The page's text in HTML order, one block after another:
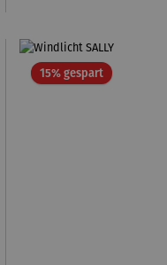
15% gespartRabatt